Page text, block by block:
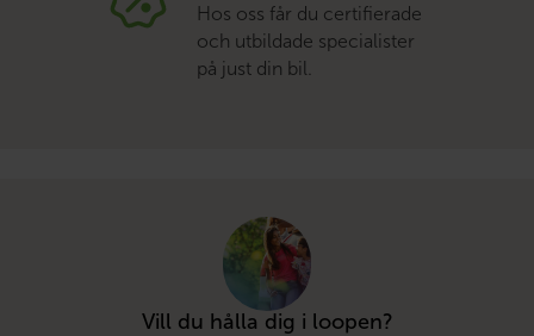
Hos oss får du certifierade
och utbildade specialister
på just din bil.
Vill du hålla dig i loopen?